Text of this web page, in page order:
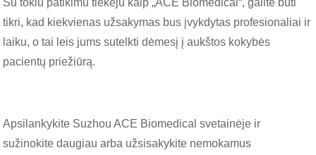
Su tokiu patikimu tiekėju kaip „ACE Biomedical“, galite būti
tikri, kad kiekvienas užsakymas bus įvykdytas profesionaliai ir
laiku, o tai leis jums sutelkti dėmesį į aukštos kokybės
pacientų priežiūrą.
Apsilankykite Suzhou ACE Biomedical svetainėje ir
sužinokite daugiau arba užsisakykite nemokamus